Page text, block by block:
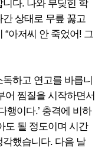
다. 나와 부딪힌 학
상태로 무릎 꿇고
“아저씨 안 죽었어! 그
하고 연고를 바릅니
어 찜질을 시작하면서
행이다.’ 충격에 비하
도 될 정도이며 시간
했습니다. 다음 날